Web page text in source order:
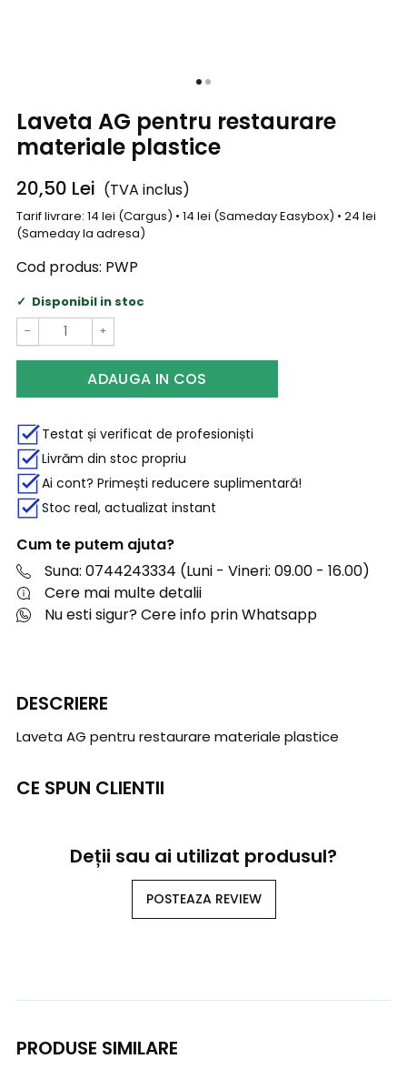
Laveta AG pentru restaurare
materiale plastice
20,50 Lei (TVA inclus)
Tarif livrare: 14 lei (Cargus) • 14 lei (Sameday Easybox) • 24 lei
(Sameday la adresa)
Cod produs: PWP
Disponibil in stoc
− +
ADAUGA IN COS
Testat și verificat de profesioniști
Livrăm din stoc propriu
Ai cont? Primești reducere suplimentară!
Stoc real, actualizat instant
Cum te putem ajuta?
Suna: 0744243334 (Luni - Vineri: 09.00 - 16.00)
Cere mai multe detalii
Nu esti sigur? Cere info prin Whatsapp
DESCRIERE
Laveta AG pentru restaurare materiale plastice
CE SPUN CLIENTII
Deții sau ai utilizat produsul?
POSTEAZA REVIEW
PRODUSE SIMILARE